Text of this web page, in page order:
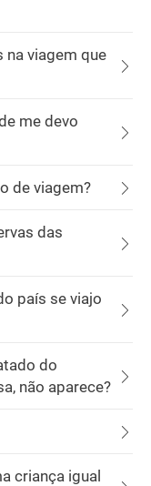
na viagem que
me devo
de viagem?
das
país se viajo
do
não aparece?
criança igual